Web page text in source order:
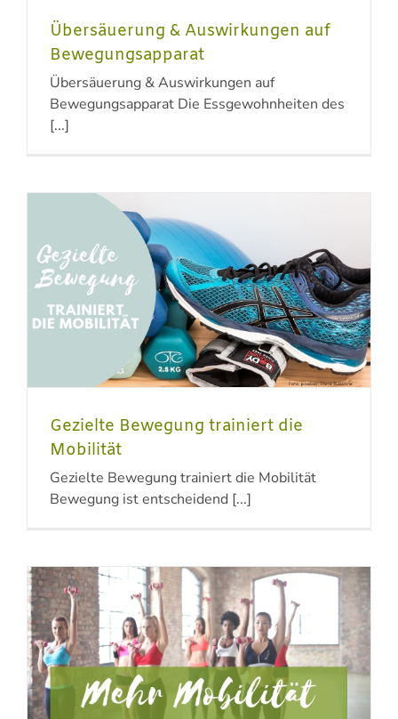
Übersäuerung & Auswirkungen auf
Bewegungsapparat
Übersäuerung & Auswirkungen auf
Bewegungsapparat Die Essgewohnheiten des
[...]
Gezielte Bewegung trainiert die
Mobilität
Gezielte Bewegung trainiert die Mobilität
Bewegung ist entscheidend [...]